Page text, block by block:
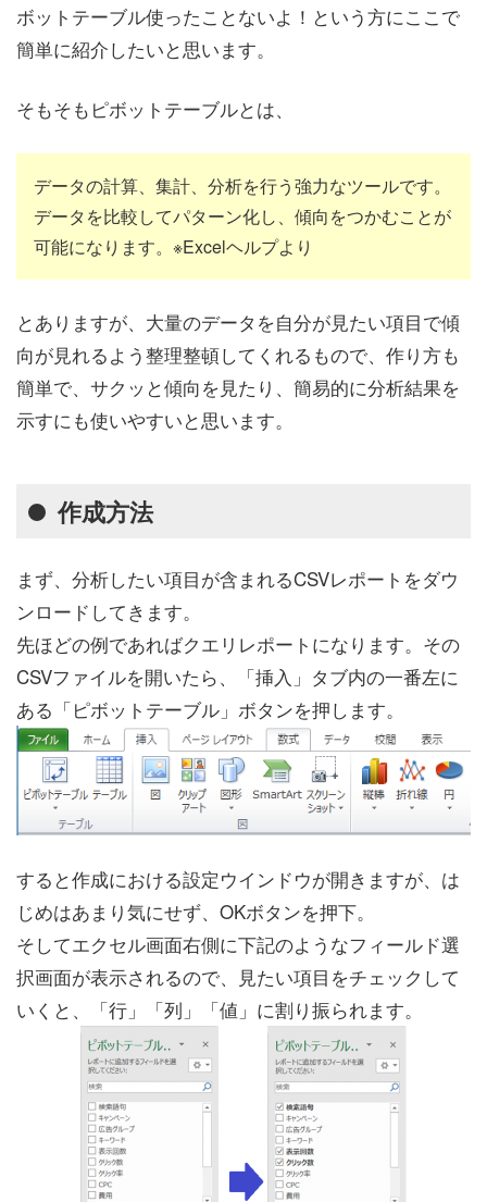
ボットテーブル使ったことないよ！という方にここで
簡単に紹介したいと思います。
そもそもピボットテーブルとは、
データの計算、集計、分析を行う強力なツールです。
データを比較してパターン化し、傾向をつかむことが
可能になります。※Excelヘルプより
とありますが、大量のデータを自分が見たい項目で傾
向が見れるよう整理整頓してくれるもので、作り方も
簡単で、サクッと傾向を見たり、簡易的に分析結果を
示すにも使いやすいと思います。
作成方法
まず、分析したい項目が含まれるCSVレポートをダウ
ンロードしてきます。
先ほどの例であればクエリレポートになります。その
CSVファイルを開いたら、「挿入」タブ内の一番左に
ある「ピボットテーブル」ボタンを押します。
すると作成における設定ウインドウが開きますが、は
じめはあまり気にせず、OKボタンを押下。
そしてエクセル画面右側に下記のようなフィールド選
択画面が表示されるので、見たい項目をチェックして
いくと、「行」「列」「値」に割り振られます。